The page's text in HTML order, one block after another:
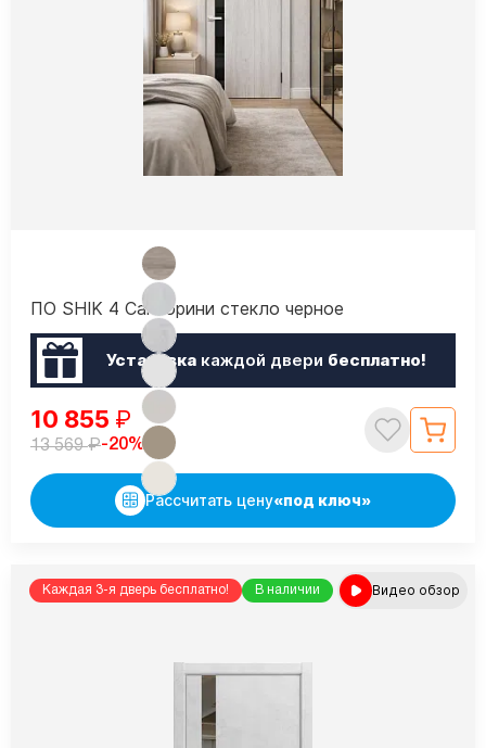
ПО SHIK 4 Санторини стекло черное
Установкакаждой двери бесплатно!
10 855 ₽
13 569₽-20%
Рассчитать цену«под ключ»
Каждая 3-я дверь бесплатно! В наличии Видео обзор